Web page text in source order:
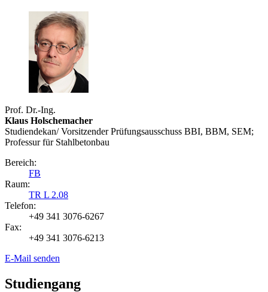
Prof. Dr.-Ing.
Klaus Holschemacher
Studiendekan/ Vorsitzender Prüfungsausschuss BBI, BBM, SEM;
Professur für Stahlbetonbau
Bereich:
FB
Raum:
TR L 2.08
Telefon:
+49 341 3076-6267
Fax:
+49 341 3076-6213
E-Mail senden
Studiengang